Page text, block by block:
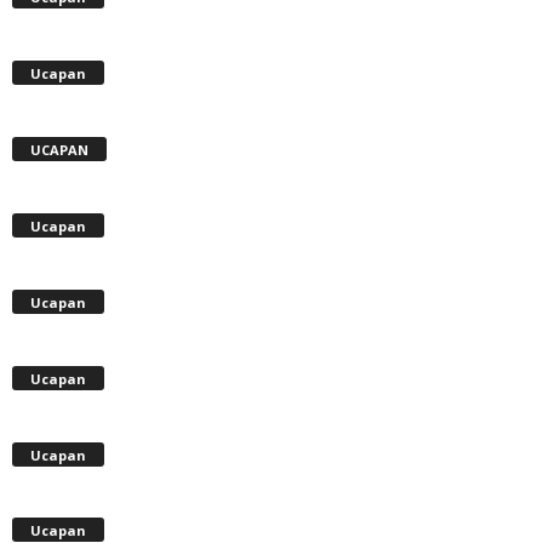
Ucapan
UCAPAN
Ucapan
Ucapan
Ucapan
Ucapan
Ucapan